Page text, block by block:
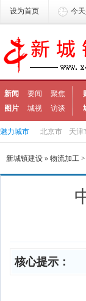
设为首页 今
新闻 要闻
聚焦
图片
城视 访谈
魅力城市 北京市 天津
新城镇建设 » 物流加工
核心提示：